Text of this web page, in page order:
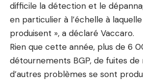
difficile la détection et le
en particulier à l’échelle à
produisent », a déclaré Vaccaro.
Rien que cette année, plus de 6
détournements BGP, de fuites
d’autres problèmes se sont